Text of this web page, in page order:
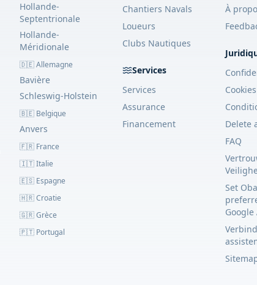
Hollande-
Septentrionale
Hollande-
Méridionale
🇩🇪 Allemagne
Bavière
Schleswig-Holstein
🇧🇪 Belgique
Anvers
🇫🇷 France
🇮🇹 Italie
🇪🇸 Espagne
🇭🇷 Croatie
🇬🇷 Grèce
🇵🇹 Portugal
Chantiers Navals
Loueurs
Clubs Nautiques
Services
Services
Assurance
Financement
À
Cookies
Delete
FAQ
Set
Google